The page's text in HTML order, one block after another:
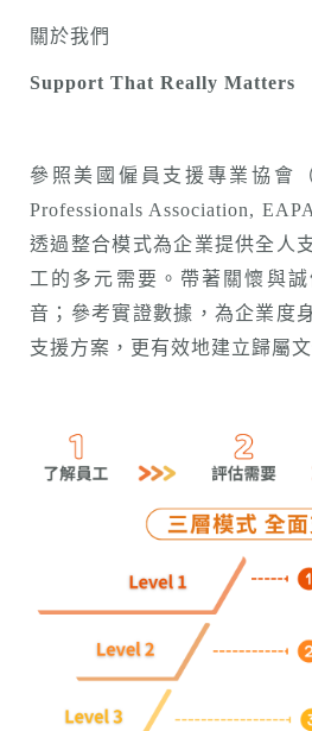
關於我們
Support That Really Matters
參照美國僱員支援專業協會（
Professionals Association,
透過整合模式為企業提供全人
工的多元需要。帶著關懷與
音；參考實證數據，為企業度
支援方案，更有效地建立歸屬文